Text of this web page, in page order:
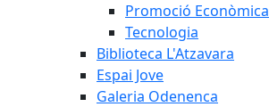
Promoció Econòmica
Tecnologia
Biblioteca L'Atzavara
Espai Jove
Galeria Odenenca